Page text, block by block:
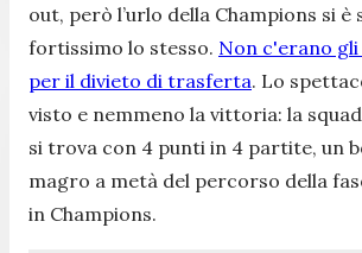
out, però l’urlo della Champions si è
fortissimo lo stesso. Non c'erano
per il divieto di trasferta. Lo
visto e nemmeno la vittoria: la
si trova con 4 punti in 4 partite, un
magro a metà del percorso della
in Champions.